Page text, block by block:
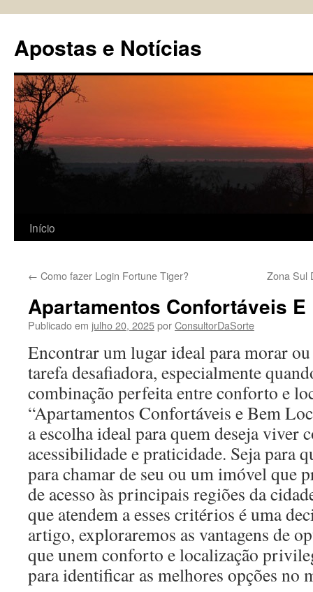
conteúdo
Apostas e Notícias
Início
← Como fazer Login Fortune Tiger? Zona Sul
Apartamentos Confortáveis
Publicado em julho 20, 2025porConsultorDaSorte
Encontrar um lugar ideal para morar
tarefa desafiadora, especialmente
combinação perfeita entre conforto e
“Apartamentos Confortáveis e Bem
a escolha ideal para quem deseja viver
acessibilidade e praticidade. Seja para
para chamar de seu ou um imóvel que
de acesso às principais regiões da
que atendem a esses critérios é uma
artigo, exploraremos as vantagens de
que unem conforto e localização
para identificar as melhores opções no